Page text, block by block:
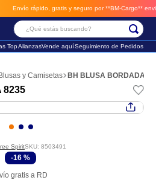
seguro por **BM-Cargo** envios a través de BM-Cargo
¿Qué estás buscando?
TopAlianzasVende aquíSeguimiento de Pedidos
Blusas y Camisetas BH BLUSA BORDADA
8235
SpiritSKU: 8503491
-16 %
gratis a RD